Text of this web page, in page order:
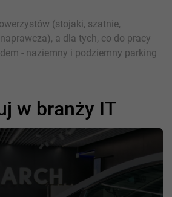
(stojaki, szatnie,
a dla tych, co do pracy
- naziemny i podziemny parking
w branży IT